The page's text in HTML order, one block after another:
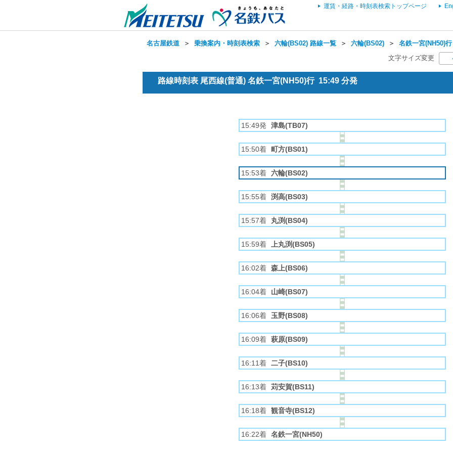
運賃・経路・時刻表検索トップページ
名古屋鉄道 ＞ 乗換案内・時刻表検索 ＞ 六輪(BS02) 路線一覧 ＞ 六輪(BS02) ＞ 名鉄一宮(NH50)
文字サイズ変更
路線時刻表 尾西線(普通) 名鉄一宮(NH50)行 15:49 分発
15:49発 津島(TB07)
15:50着 町方(BS01)
15:53着 六輪(BS02)
15:55着 渕高(BS03)
15:57着 丸渕(BS04)
15:59着 上丸渕(BS05)
16:02着 森上(BS06)
16:04着 山崎(BS07)
16:06着 玉野(BS08)
16:09着 萩原(BS09)
16:11着 二子(BS10)
16:13着 苅安賀(BS11)
16:18着 観音寺(BS12)
16:22着 名鉄一宮(NH50)